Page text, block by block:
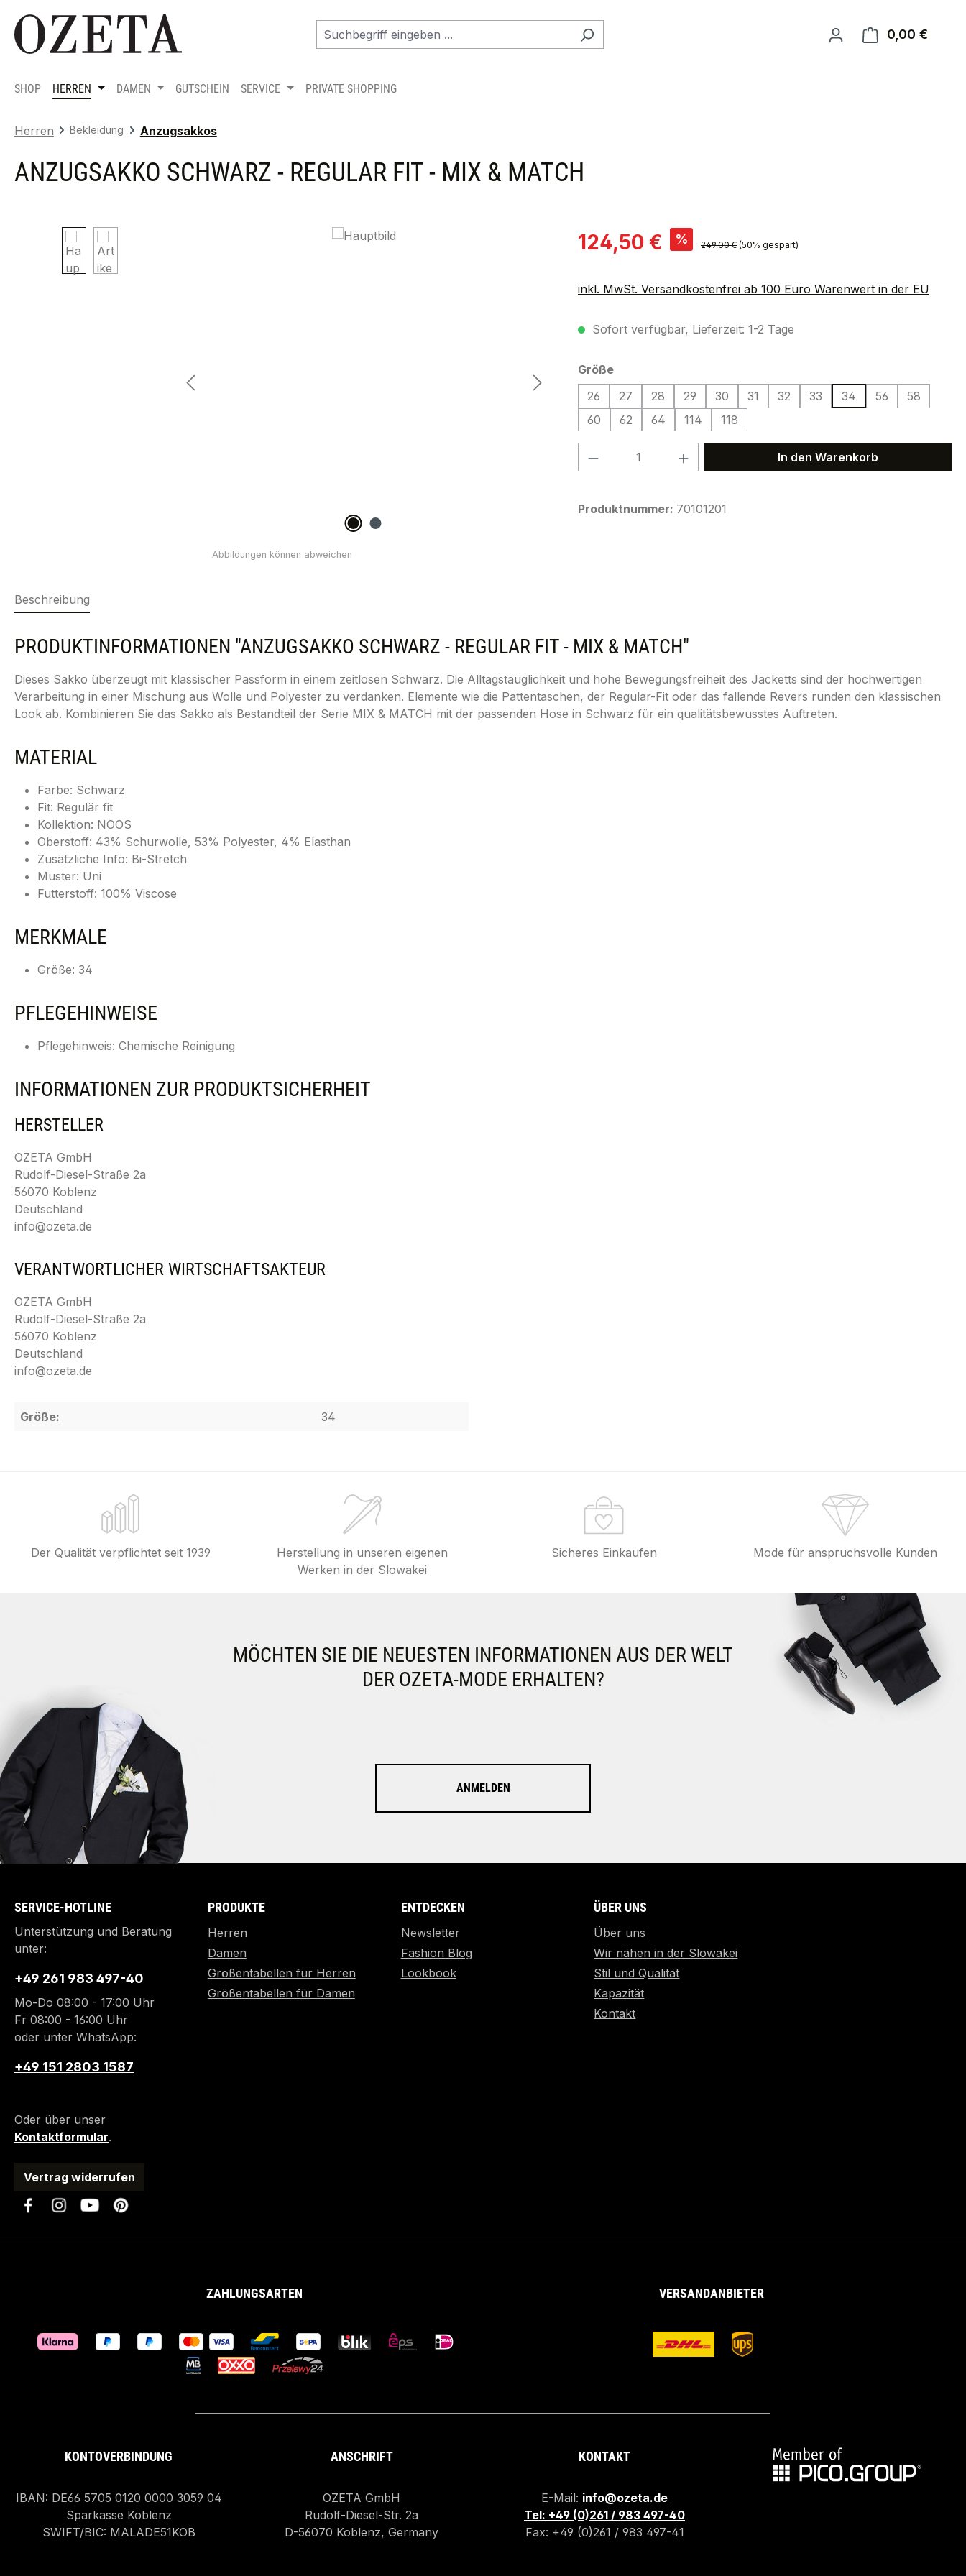
Hauptinhalt springen
Zur Suche springen
Zur Hauptnavigation springen
0,00 €
SHOP HERREN DAMEN GUTSCHEIN SERVICE PRIVATE SHOPPING
Herren Bekleidung Anzugsakkos
ANZUGSAKKO SCHWARZ - REGULAR FIT - MIX & MATCH
Bildergalerie überspringen Verkaufspreis:
124,50 € % Regulärer Preis:
249,00 € (50% gespart)
inkl. MwSt. Versandkostenfrei ab 100 Euro Warenwert in der EU
Sofort verfügbar, Lieferzeit: 1-2 Tage
Größeauswählen
26
27 28 29 30 31 32 33 34 56
58
60
62 64 114 118
Produkt Anzahl: Gib den gewünschten Wert
In den Warenkorb
Produktnummer: 70101201
Beschreibung
PRODUKTINFORMATIONEN "ANZUGSAKKO SCHWARZ - REGULAR FIT - MIX & MATCH"
Dieses Sakko überzeugt mit klassischer Passform in einem zeitlosen Schwarz. Die Alltagstauglichkeit und hohe Bewegungsfreiheit des Jacketts sind der hochwertigen
Verarbeitung in einer Mischung aus Wolle und Polyester zu verdanken. Elemente wie die Pattentaschen, der Regular-Fit oder das fallende Revers runden den klassischen
Look ab. Kombinieren Sie das Sakko als Bestandteil der Serie MIX & MATCH mit der passenden Hose in Schwarz für ein qualitätsbewusstes Auftreten.
MATERIAL
Farbe: Schwarz
Fit: Regulär fit
Kollektion: NOOS
Oberstoff: 43% Schurwolle, 53% Polyester, 4% Elasthan
Zusätzliche Info: Bi-Stretch
Muster: Uni
Futterstoff: 100% Viscose
MERKMALE
Größe: 34
PFLEGEHINWEISE
Pflegehinweis: Chemische Reinigung
INFORMATIONEN ZUR PRODUKTSICHERHEIT
HERSTELLER
OZETA GmbH
Rudolf-Diesel-Straße 2a
56070 Koblenz
Deutschland
info@ozeta.de
VERANTWORTLICHER WIRTSCHAFTSAKTEUR
OZETA GmbH
Rudolf-Diesel-Straße 2a
56070 Koblenz
Deutschland
info@ozeta.de
Größe: 34
Der Qualität verpflichtet seit 1939
Herstellung in unseren eigenen
Werken in der Slowakei
Sicheres Einkaufen Mode für anspruchsvolle Kunden
MÖCHTEN SIE DIE NEUESTEN INFORMATIONEN AUS DER WELT
DER OZETA-MODE ERHALTEN?
ANMELDEN
SERVICE-HOTLINE
Unterstützung und Beratung
unter:
+49 261 983 497-40
Mo-Do 08:00 - 17:00 Uhr
Fr 08:00 - 16:00 Uhr
oder unter WhatsApp:
+49 151 2803 1587
Oder über unser
Kontaktformular.
Vertrag widerrufen
PRODUKTE
Herren
Damen
Größentabellen für Herren
Größentabellen für Damen
ENTDECKEN
Newsletter
Fashion Blog
Lookbook
ÜBER UNS
Über uns
Wir nähen in der Slowakei
Stil und Qualität
Kapazität
Kontakt
ZAHLUNGSARTEN VERSANDANBIETER
KONTOVERBINDUNG
IBAN: DE66 5705 0120 0000 3059 04
Sparkasse Koblenz
SWIFT/BIC: MALADE51KOB
ANSCHRIFT
OZETA GmbH
Rudolf-Diesel-Str. 2a
D-56070 Koblenz, Germany
KONTAKT
E-Mail: info@ozeta.de
Tel: +49 (0)261 / 983 497-40
Fax: +49 (0)261 / 983 497-41